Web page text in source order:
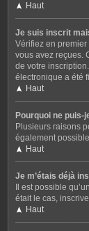
Haut
Je suis inscrit
Vérifiez en premier
vous avez reçues.
de votre
électronique a été
Haut
Pourquoi ne puis-
Plusieurs raisons
également
Haut
Je m’étais déjà
Il est possible
était le cas,
Haut